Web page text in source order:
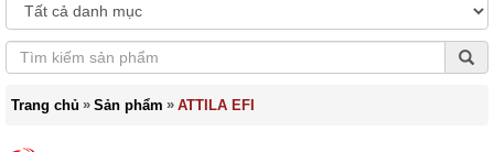
Trang chủ » Sản phẩm » ATTILA EFI